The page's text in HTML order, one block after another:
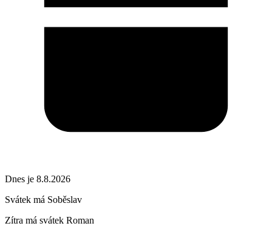
Dnes je 8.8.2026
Svátek má Soběslav
Zítra má svátek Roman